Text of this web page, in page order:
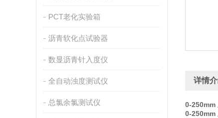
PCT老化实验箱
沥青软化点试验器
数显沥青针入度仪
全自动浊度测试仪
总氯余氯测试仪
详情
0-250mm
0-250mm